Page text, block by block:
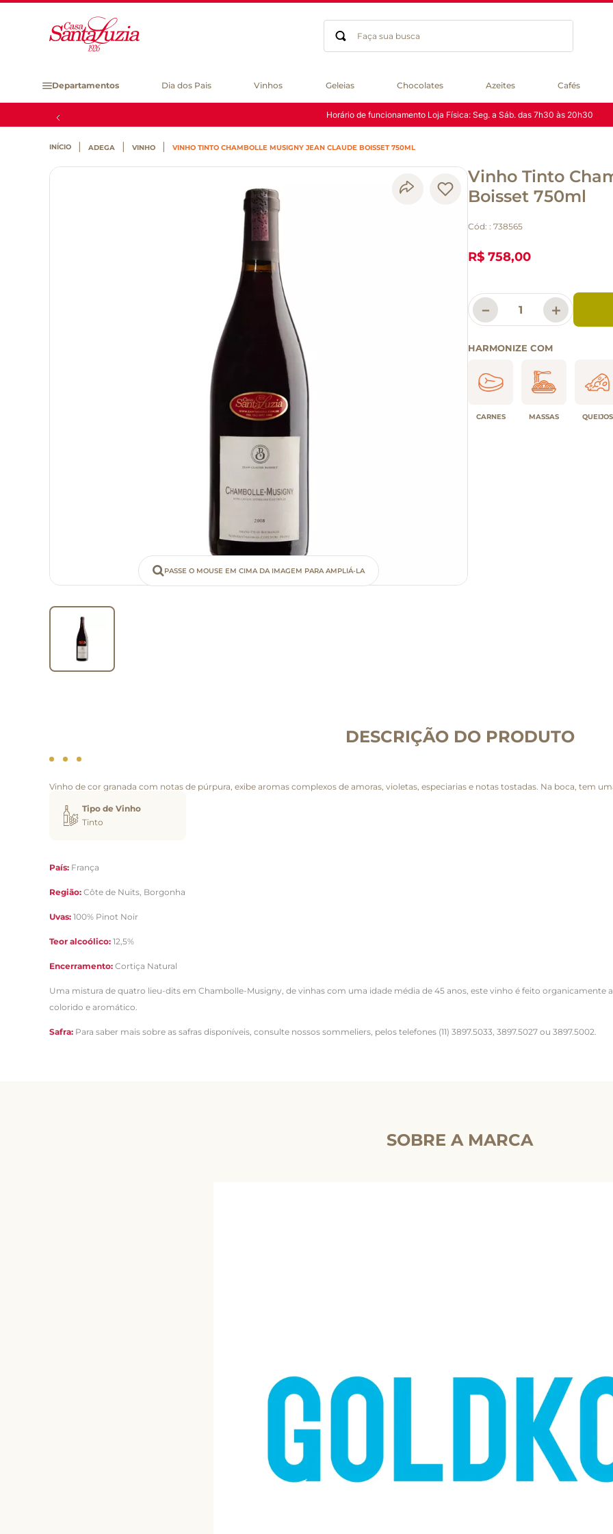
Faça sua busca
Departamentos Dia dos Pais Vinhos Geleias Chocolates Azeites Cafés
Horário de funcionamento Loja Física: Seg. a Sáb. das 7h30 às 20h30
ADEGA VINHO VINHO TINTO CHAMBOLLE MUSIGNY JEAN CLAUDE BOISSET 750ML
PASSE O MOUSE EM CIMA DA IMAGEM PARA AMPLIÁ-LA
Vinho Tinto
Boisset 750ml
Cód: : 738565
R$ 758,00
＋
－
HARMONIZE COM
CARNES MASSAS QUEIJOS
DESCRIÇÃO DO PRODUTO
Vinho de cor granada com notas de púrpura, exibe aromas complexos de amoras, violetas, especiarias e notas tostadas. Na boca, tem
Tipo de Vinho
Tinto
País: França
Região: Côte de Nuits, Borgonha
Uvas: 100% Pinot Noir
Teor alcoólico: 12,5%
Encerramento: Cortiça Natural
Uma mistura de quatro lieu-dits em Chambolle-Musigny, de vinhas com uma idade média de 45 anos, este vinho é feito organicamente
colorido e aromático.
Safra: Para saber mais sobre as safras disponíveis, consulte nossos sommeliers, pelos telefones (11) 3897.5033, 3897.5027 ou 3897.5002.
SOBRE A MARCA
gluten
chocolate